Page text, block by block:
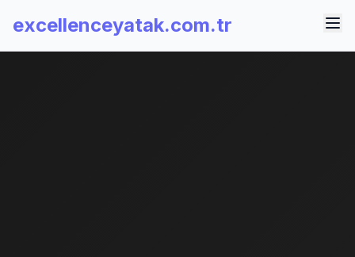
excellenceyatak.com.tr